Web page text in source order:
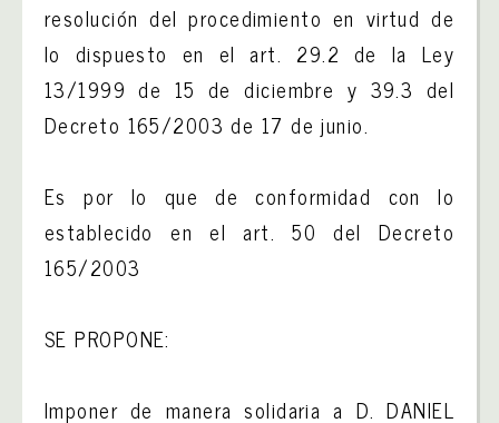
resolución del procedimiento en virtud de
lo dispuesto en el art. 29.2 de la Ley
13/1999 de 15 de diciembre y 39.3 del
Decreto 165/2003 de 17 de junio.
Es por lo que de conformidad con lo
establecido en el art. 50 del Decreto
165/2003
SE PROPONE:
Imponer de manera solidaria a D. DANIEL